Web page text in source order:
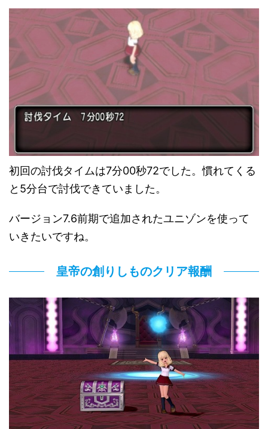
初回の討伐タイムは7分00秒72でした。慣れてくる
と5分台で討伐できていました。
バージョン7.6前期で追加されたユニゾンを使って
いきたいですね。
皇帝の創りしものクリア報酬